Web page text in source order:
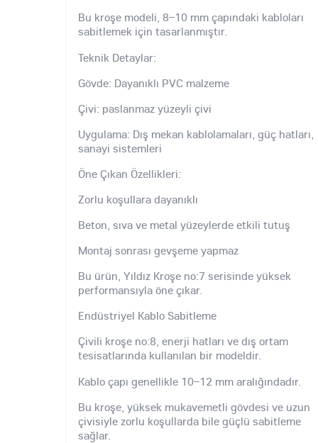
Bu kroşe modeli, 8–10 mm çapındaki kabloları
sabitlemek için tasarlanmıştır.
Teknik Detaylar:
Gövde: Dayanıklı PVC malzeme
Çivi: paslanmaz yüzeyli çivi
Uygulama: Dış mekan kablolamaları, güç hatları,
sanayi sistemleri
Öne Çıkan Özellikleri:
Zorlu koşullara dayanıklı
Beton, sıva ve metal yüzeylerde etkili tutuş
Montaj sonrası gevşeme yapmaz
Bu ürün, Yıldız Kroşe no:7 serisinde yüksek
performansıyla öne çıkar.
Endüstriyel Kablo Sabitleme
Çivili kroşe no:8, enerji hatları ve dış ortam
tesisatlarında kullanılan bir modeldir.
Kablo çapı genellikle 10–12 mm aralığındadır.
Bu kroşe, yüksek mukavemetli gövdesi ve uzun
çivisiyle zorlu koşullarda bile güçlü sabitleme
sağlar.